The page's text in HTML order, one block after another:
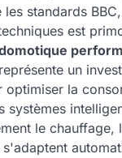
les standards
est
représente un
optimiser la
systèmes
le chauffage,